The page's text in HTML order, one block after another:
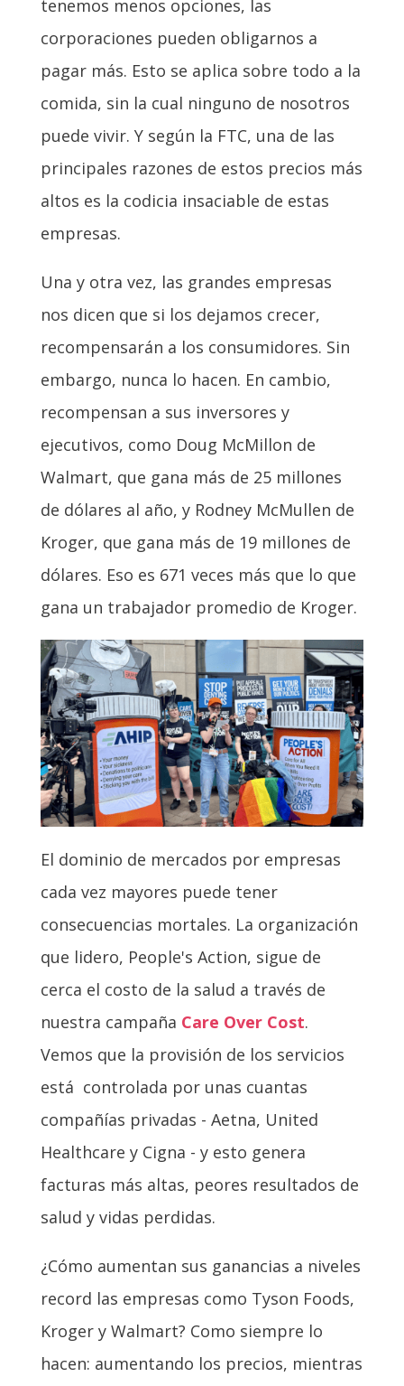
tenemos menos opciones, las
corporaciones pueden obligarnos a
pagar más. Esto se aplica sobre todo a la
comida, sin la cual ninguno de nosotros
puede vivir. Y según la FTC, una de las
principales razones de estos precios más
altos es la codicia insaciable de estas
empresas.
Una y otra vez, las grandes empresas
nos dicen que si los dejamos crecer,
recompensarán a los consumidores. Sin
embargo, nunca lo hacen. En cambio,
recompensan a sus inversores y
ejecutivos, como Doug McMillon de
Walmart, que gana más de 25 millones
de dólares al año, y Rodney McMullen de
Kroger, que gana más de 19 millones de
dólares. Eso es 671 veces más que lo que
gana un trabajador promedio de Kroger.
El dominio de mercados por empresas
cada vez mayores puede tener
consecuencias mortales. La organización
que lidero, People's Action, sigue de
cerca el costo de la salud a través de
nuestra campaña Care Over Cost.
Vemos que la provisión de los servicios
está controlada por unas cuantas
compañías privadas - Aetna, United
Healthcare y Cigna - y esto genera
facturas más altas, peores resultados de
salud y vidas perdidas.
¿Cómo aumentan sus ganancias a niveles
record las empresas como Tyson Foods,
Kroger y Walmart? Como siempre lo
hacen: aumentando los precios, mientras